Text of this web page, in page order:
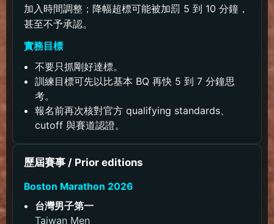
加入時間調整；降幅超標可能被加罰 5 到 10 分鐘，
甚至不予承認。
實務目標
不要只抓剛好達標。
訓練目標可先以比基本 BQ 再快 5 到 7 分鐘思
考。
報名前再次核對官方 qualifying standards、
cutoff 與賽道認證。
歷屆賽事 / Prior editions
Boston Marathon 2026
台灣男子第一
Taiwan Men